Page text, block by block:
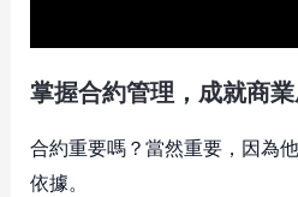
掌握合約管理，成就商
合約重要嗎？當然重要，因為
依據。